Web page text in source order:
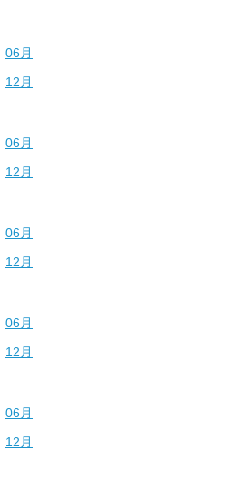
06月
12月
06月
12月
06月
12月
06月
12月
06月
12月